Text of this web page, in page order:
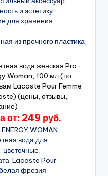
и эстетику,
для хранения
из прочного пластика,
вода женская Pro-
Woman, 100 мл (по
Lacoste Pour Femme
(цены, отзывы,
от: 249 руб.
WOMAN,
вода для
Lacoste Pour
фрезия.